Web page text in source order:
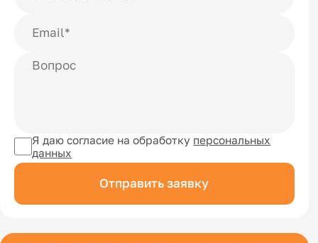
Я даю согласие на обработку персональных
данных
Отправить заявку